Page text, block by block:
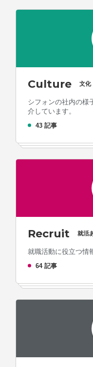
Culture 文化
シフォンの社内の様
介しています。
43 記事
Recruit 就活
就職活動に役立つ情
64 記事